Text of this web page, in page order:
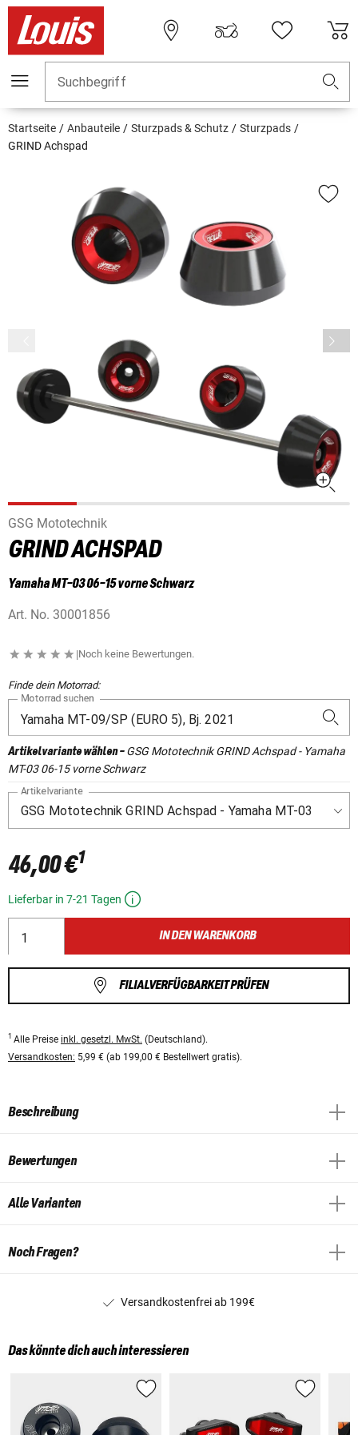
Suchbegriff
Startseite Anbauteile Sturzpads & Schutz
Sturzpads
GRIND Achspad
GSG Mototechnik
GRIND ACHSPAD
Yamaha MT-03 06-15 vorne Schwarz
Art. No. 30001856
|Noch keine Bewertungen.
Finde dein Motorrad:
Motorrad suchen
Artikelvariante wählen-GSG Mototechnik GRIND Achspad - Yamaha
MT-03 06-15 vorne Schwarz
Artikelvariante
46,00 €1
Lieferbar in 7-21 Tagen
IN DEN WARENKORB
FILIALVERFÜGBARKEIT PRÜFEN
1 Alle Preise inkl. gesetzl. MwSt. (Deutschland).
Versandkosten: 5,99 € (ab 199,00 € Bestellwert gratis).
Beschreibung
Bewertungen
Alle Varianten
Noch Fragen?
Versandkostenfrei ab 199€
Das könnte dich auch interessieren